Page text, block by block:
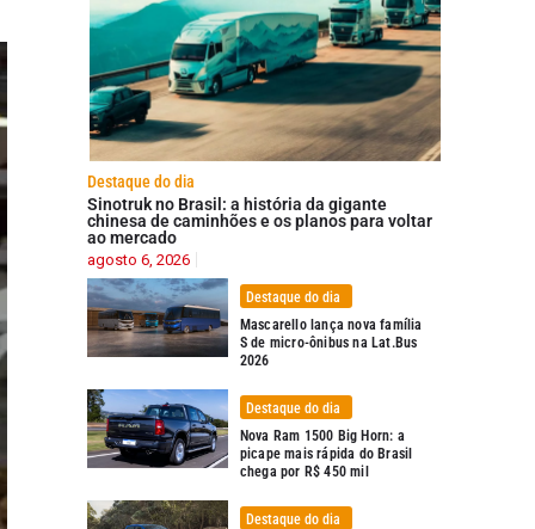
Destaque do dia
Sinotruk no Brasil: a história da gigante
chinesa de caminhões e os planos para voltar
ao mercado
agosto 6, 2026
Destaque do dia
Mascarello lança nova família
S de micro-ônibus na Lat.Bus
2026
Destaque do dia
Nova Ram 1500 Big Horn: a
picape mais rápida do Brasil
chega por R$ 450 mil
Destaque do dia